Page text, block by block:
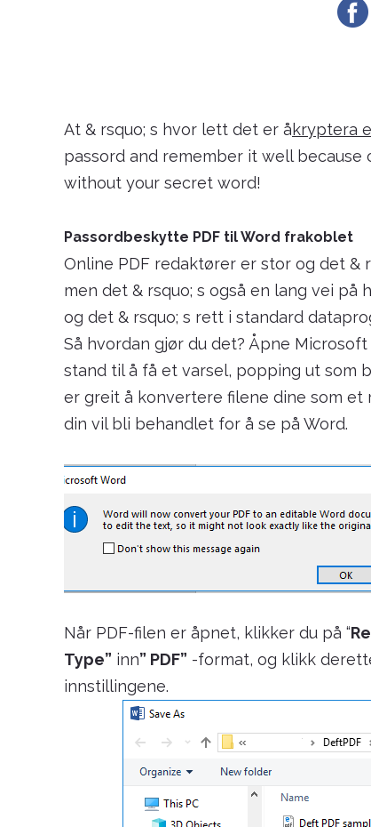
At & rsquo; s hvor lett det er åkryptera
passord and remember it well because
without your secret word!
Passordbeskytte PDF til Word frakoblet
Online PDF redaktører er stor og det &
men det & rsquo; s også en lang vei
og det & rsquo; s rett i standard
Så hvordan gjør du det? Åpne
stand til å få et varsel, popping ut som
er greit å konvertere filene dine som
din vil bli behandlet for å se på Word.
Når PDF-filen er åpnet, klikker du på “
Type” inn” PDF” -format, og klikk
innstillingene.